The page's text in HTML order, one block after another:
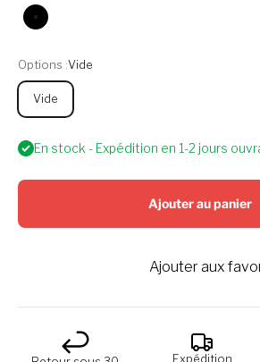
Noir
Options :Vide
Vide
En stock - Expédition en 1-2 jours
Ajouter au panier
Ajouter aux
Expédition